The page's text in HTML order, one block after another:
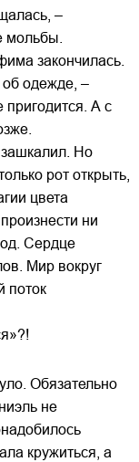
–
мольбы.
закончилась.
одежде, –
А с
Но
рот открыть,
цвета
ни
Сердце
Мир вокруг
поток
Обязательно
не
кружиться, а